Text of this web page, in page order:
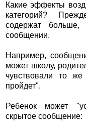
Какие эффекты
категорий?
содержат
сообщении.
Например,
может школу,
чувствовали то
пройдет".
Ребенок может
скрытое сообщение: